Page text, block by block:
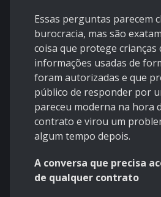
Essas perguntas parecem
burocracia, mas são
coisa que protege crianças
informações usadas de
foram autorizadas e que
público de responder por
pareceu moderna na hora
contrato e virou um
algum tempo depois.
A conversa que precisa
de qualquer contrato